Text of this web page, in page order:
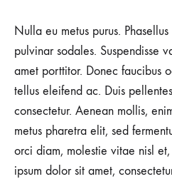
Nulla eu metus purus.
pulvinar sodales. Suspendisse
amet porttitor. Donec faucibus
tellus eleifend ac. Duis
consectetur. Aenean mollis,
metus pharetra elit, sed
orci diam, molestie vitae nisl
ipsum dolor sit amet,